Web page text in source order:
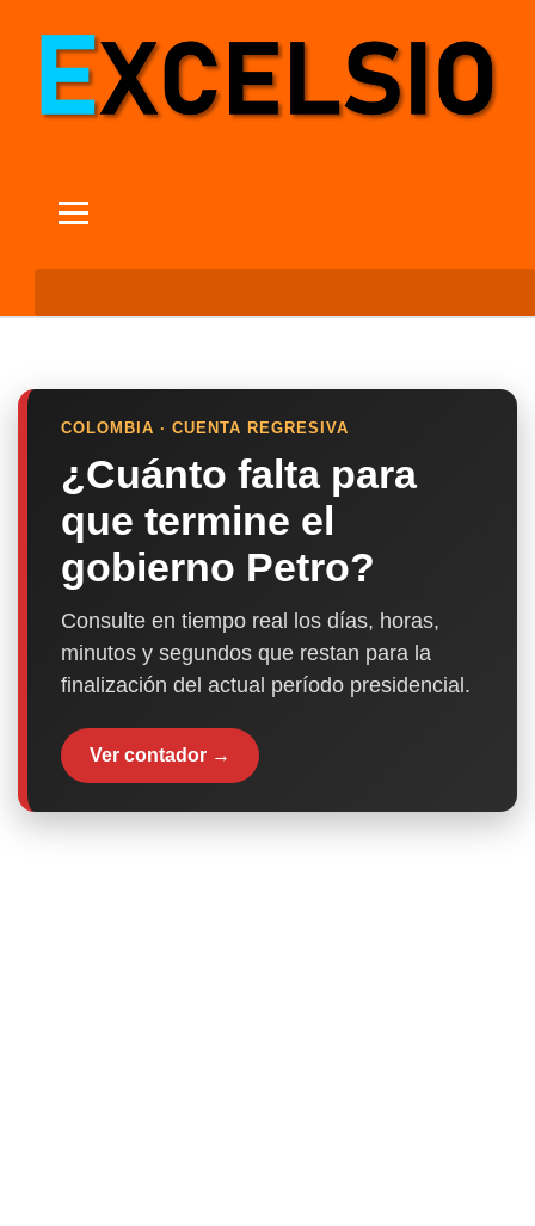
COLOMBIA · CUENTA REGRESIVA
¿Cuánto falta para
que termine el
gobierno Petro?
Consulte en tiempo real los días, horas,
minutos y segundos que restan para la
finalización del actual período presidencial.
Ver contador →